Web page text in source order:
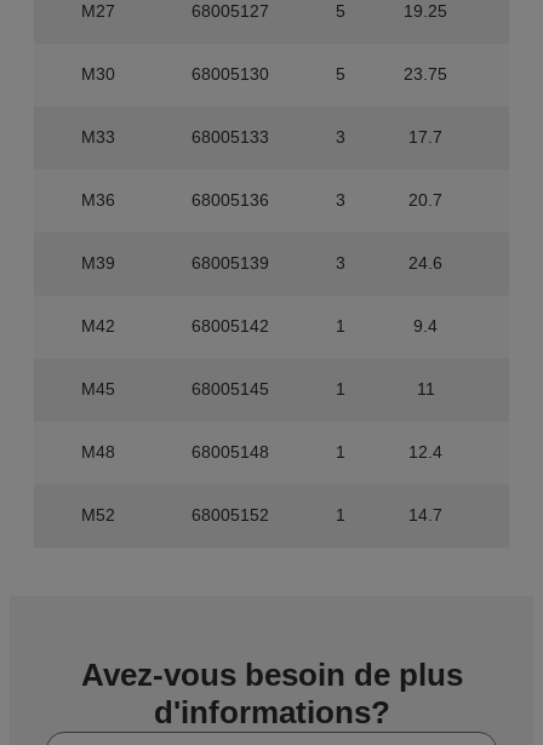
M27 68005127 5 19.25
M30 68005130 5 23.75
M33 68005133 3 17.7
M36 68005136 3 20.7
M39 68005139 3 24.6
M42 68005142 1 9.4
M45 68005145 1 11
M48 68005148 1 12.4
M52 68005152 1 14.7
Avez-vous besoin de plus
d'informations?